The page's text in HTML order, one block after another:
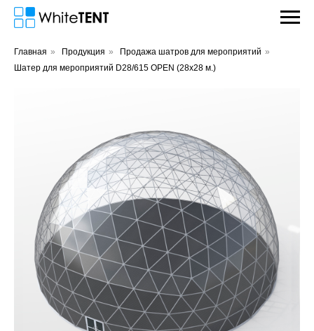
Главная » Продукция » Продажа шатров для мероприятий »
Шатер для мероприятий D28/615 OPEN (28х28 м.)